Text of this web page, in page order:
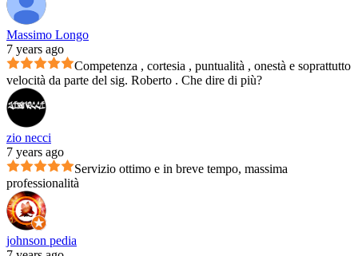
Massimo Longo
7 years ago
Competenza , cortesia , puntualità , onestà e soprattutto
velocità da parte del sig. Roberto . Che dire di più?
zio necci
7 years ago
Servizio ottimo e in breve tempo, massima
professionalità
johnson pedia